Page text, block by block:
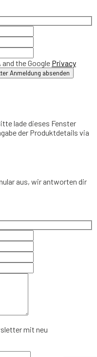
the Google Privacy
lade dieses Fenster
der Produktdetails via
aus, wir antworten dir
mit neu